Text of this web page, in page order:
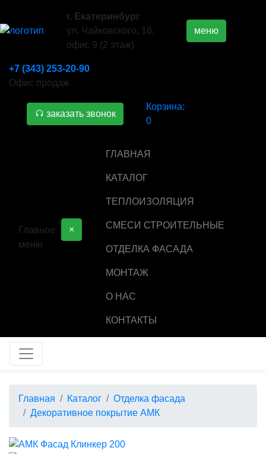
г. Екатеринбург
ул. Чайковского, 16,
офис 9 (2 этаж)
меню
+7 (343) 253-20-90
Офис продаж
заказать звонок
Корзина:
0
×
Главное
меню
ГЛАВНАЯ
КАТАЛОГ
ТЕПЛОИЗОЛЯЦИЯ
СМЕСИ СТРОИТЕЛЬНЫЕ
ОТДЕЛКА ФАСАДА
МОНТАЖ
О НАС
КОНТАКТЫ
Главная Каталог
Отделка фасада
Декоративное покрытие АМК